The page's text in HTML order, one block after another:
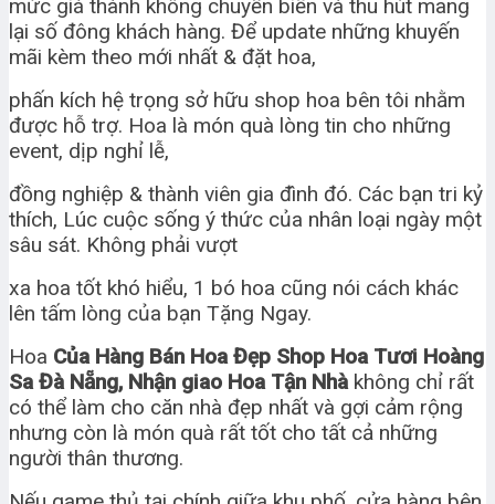
mức giá thành không chuyển biến và thu hút mang
lại số đông khách hàng. Để update những khuyến
mãi kèm theo mới nhất & đặt hoa,
phấn kích hệ trọng sở hữu shop hoa bên tôi nhằm
được hỗ trợ. Hoa là món quà lòng tin cho những
event, dịp nghỉ lễ,
đồng nghiệp & thành viên gia đình đó. Các bạn tri kỷ
thích, Lúc cuộc sống ý thức của nhân loại ngày một
sâu sát. Không phải vượt
xa hoa tốt khó hiểu, 1 bó hoa cũng nói cách khác
lên tấm lòng của bạn Tặng Ngay.
Hoa Của Hàng Bán Hoa Đẹp Shop Hoa Tươi Hoàng
Sa Đà Nẵng, Nhận giao Hoa Tận Nhà không chỉ rất
có thể làm cho căn nhà đẹp nhất và gợi cảm rộng
nhưng còn là món quà rất tốt cho tất cả những
người thân thương.